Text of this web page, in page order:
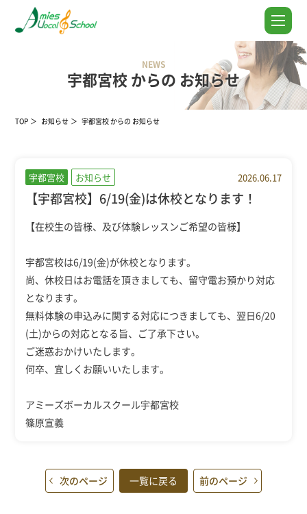
NEWS
宇都宮校 からの お知らせ
TOP お知らせ 宇都宮校 からの お知らせ
宇都宮校 お知らせ 2026.06.17
【宇都宮校】6/19(金)は休校となります！
【在校生の皆様、及び体験レッスンご希望の皆様】
宇都宮校は6/19(金)が休校となります。
尚、休校日はお電話を頂きましても、留守電お預かり対応
となります。
無料体験の申込みに関する対応につきましても、翌日6/20
(土)からの対応となる旨、ご了承下さい。
ご迷惑おかけいたします。
何卒、宜しくお願いいたします。
アミーズボーカルスクール宇都宮校
篠原宣義
次のページ 一覧に戻る 前のページ